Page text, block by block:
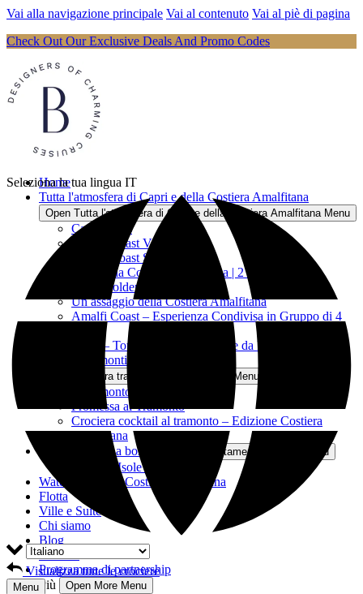
Vai alla navigazione principale Vai al contenuto Vai al piè di pagina
Check Out Our Exclusive Deals And Promo Codes
Home
Tutta l'atmosfera di Capri e della Costiera Amalfitana
Open Tutta l'atmosfera di Capri e della Costiera Amalfitana Menu
Capri Vibes
Amalfi Coast Vibes
Amalfi Coast Sunset Vibes
Fuga sulla Costiera Amalfitana | 2 ore
Capri Golden Vibes
Un assaggio della Costiera Amalfitana
Amalfi Coast – Esperienza Condivisa in Gruppo di 4
Capri – Tour Condiviso di 8 Ore da Praiano
Tutto tra tramonti e romanticismo
Open Tutto tra tramonti e romanticismo Menu
Il Tramonto di Positano
Promessa al Tramonto
Crociera cocktail al tramonto – Edizione Costiera
Amalfitana
Pernottamento a bordo
Open Pernottamento a bordo Menu
Scopri 5 Isole in 6 Giorni
Water Taxi sulla Costiera Amalfitana
Flotta
Ville e Suite
Chi siamo
Blog
Contatti
Programma di partnership
Più
Open More Menu
Seleziona la tua lingua IT
Visualizza tutte le crociere
Menu